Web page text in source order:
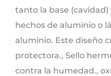
tanto la base
hechos de aluminio o
aluminio. Este diseño
protectora., Sello
contra la humedad.,